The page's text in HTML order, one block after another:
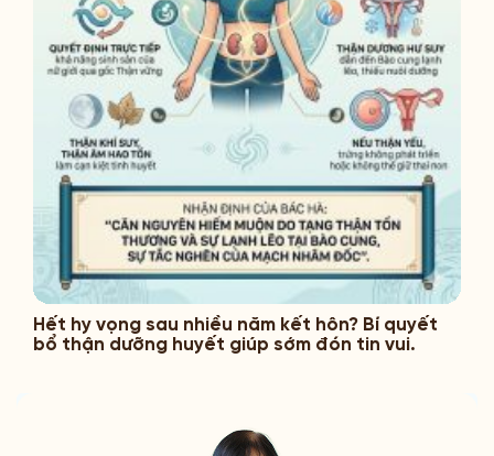
Hết hy vọng sau nhiều năm kết hôn? Bí quyết
bổ thận dưỡng huyết giúp sớm đón tin vui.